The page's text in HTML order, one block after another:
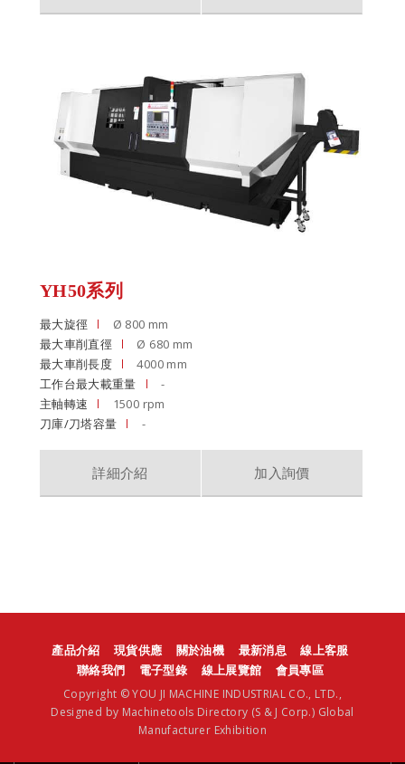
YH50系列
最大旋徑
Ø 800 mm
最大車削直徑
Ø 680 mm
最大車削長度
4000 mm
工作台最大載重量
-
主軸轉速
1500 rpm
刀庫/刀塔容量
-
詳細介紹 加入詢價
產品介紹 現貨供應 關於油機 最新消息
線上客服
聯絡我們
電子型錄 線上展覽館 會員專區
Copyright © YOU JI MACHINE INDUSTRIAL CO., LTD.,
Designed by Machinetools Directory (S & J Corp.) Global
Manufacturer Exhibition